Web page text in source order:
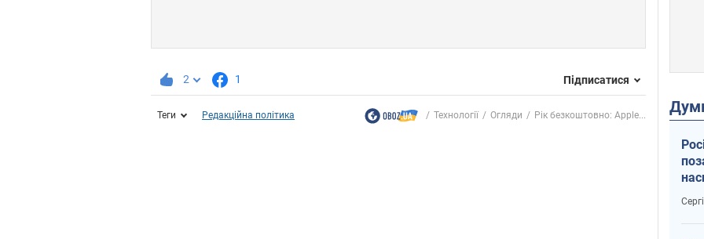
2 1 Підписатися
Теги Редакційна політика Технології Огляди Рік безкоштовно: Apple...